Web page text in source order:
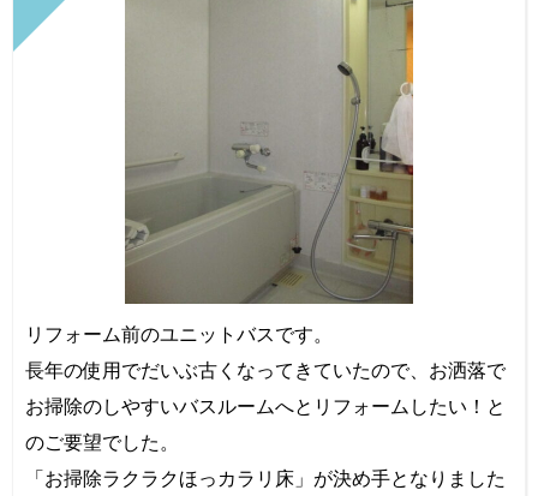
リフォーム前のユニットバスです。
長年の使用でだいぶ古くなってきていたので、お洒落で
お掃除のしやすいバスルームへとリフォームしたい！と
のご要望でした。
「お掃除ラクラクほっカラリ床」が決め手となりました